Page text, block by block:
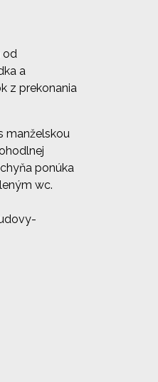
od
a
z prekonania
manželskou
ponúka
wc.